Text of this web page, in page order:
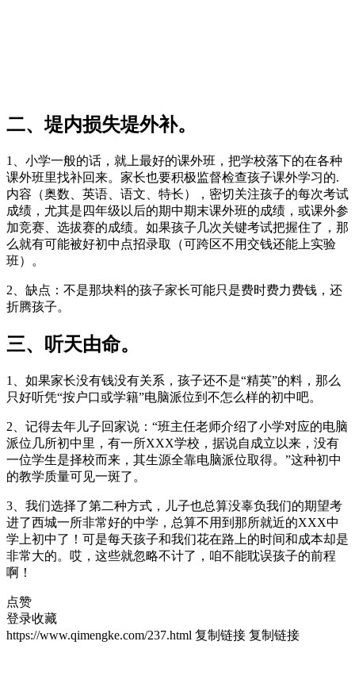
二、堤内损失堤外补。
1、小学一般的话，就上最好的课外班，把学校落下的在各种
课外班里找补回来。家长也要积极监督检查孩子课外学习的.
内容（奥数、英语、语文、特长），密切关注孩子的每次考试
成绩，尤其是四年级以后的期中期末课外班的成绩，或课外参
加竞赛、选拔赛的成绩。如果孩子几次关键考试把握住了，那
么就有可能被好初中点招录取（可跨区不用交钱还能上实验
班）。
2、缺点：不是那块料的孩子家长可能只是费时费力费钱，还
折腾孩子。
三、听天由命。
1、如果家长没有钱没有关系，孩子还不是“精英”的料，那么
只好听凭“按户口或学籍”电脑派位到不怎么样的初中吧。
2、记得去年儿子回家说：“班主任老师介绍了小学对应的电脑
派位几所初中里，有一所XXX学校，据说自成立以来，没有
一位学生是择校而来，其生源全靠电脑派位取得。”这种初中
的教学质量可见一斑了。
3、我们选择了第二种方式，儿子也总算没辜负我们的期望考
进了西城一所非常好的中学，总算不用到那所就近的XXX中
学上初中了！可是每天孩子和我们花在路上的时间和成本却是
非常大的。哎，这些就忽略不计了，咱不能耽误孩子的前程
啊！
点赞
登录收藏
https://www.qimengke.com/237.html 复制链接 复制链接